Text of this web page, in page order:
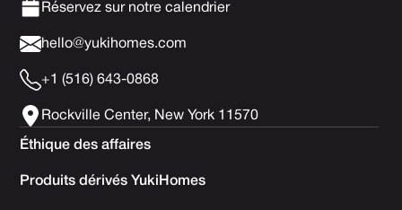
Réservez sur notre calendrier
hello@yukihomes.com
+1 (516) 643-0868
Rockville Center, New York 11570
Éthique des affaires
Produits dérivés YukiHomes